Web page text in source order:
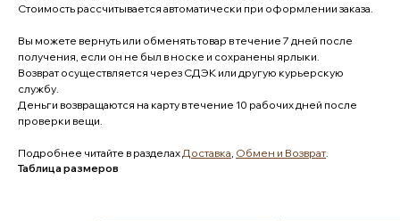
Стоимость рассчитывается автоматически при оформлении заказа.
Вы можете вернуть или обменять товар в течение 7 дней после
получения, если он не был в носке и сохранены ярлыки.
Возврат осуществляется через СДЭК или другую курьерскую
службу.
Деньги возвращаются на карту в течение 10 рабочих дней после
проверки вещи.
Подробнее читайте в разделах Доставка Обмен и Возврат.
Таблица размеров